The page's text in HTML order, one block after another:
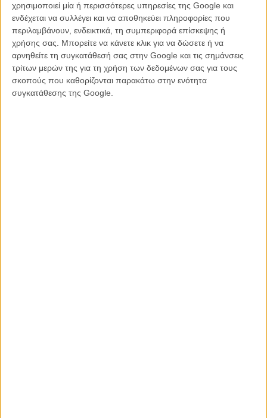
χρησιμοποιεί μία ή περισσότερες υπηρεσίες της Google και
ενδέχεται να συλλέγει και να αποθηκεύει πληροφορίες που
περιλαμβάνουν, ενδεικτικά, τη συμπεριφορά επίσκεψης ή
χρήσης σας. Μπορείτε να κάνετε κλικ για να δώσετε ή να
αρνηθείτε τη συγκατάθεσή σας στην Google και τις σημάνσεις
τρίτων μερών της για τη χρήση των δεδομένων σας για τους
σκοπούς που καθορίζονται παρακάτω στην ενότητα
συγκατάθεσης της Google.
περισσότερα για την ιστορία και τους εαυτούς τους. Πάνω από όλα,
ένα ζευγάρι μάτια, τα δικά μας, μέσα από κινηματογραφικές
κλειδαρότρυπες κοινωνικής παρατήρησης. Οι ήρωες της ταινίας
μπορεί να αποσυρθούν από τη λήψη, εσύ όχι. Είσαι παγιδευμένος
να κοιτάς.
Το κινηματογραφικό του πείραμα μπορεί να μην διαθέτει την ίδια
ολοκληρωμένη ανάπτυξη και δύναμη με την «Ανωτέρα Βία», αλλά